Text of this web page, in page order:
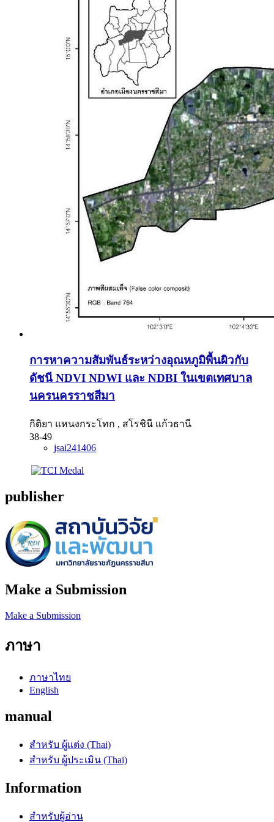
การหาความสัมพันธ์ระหว่างอุณหภูมิพื้นผิวกับ
ดัชนี NDVI NDWI และ NDBI ในเขตเทศบาล
นครนครราชสีมา
กิติยา แหนงกระโทก , สโรชินี แก้วธานี
38-49
jsai241406
publisher
Make a Submission
Make a Submission
ภาษา
ภาษาไทย
English
manual
สำหรับ ผู้แต่ง (Thai)
สำหรับ ผู้ประเมิน (Thai)
Information
สำหรับผู้อ่าน